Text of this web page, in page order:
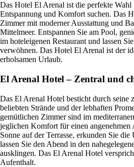
Das Hotel El Arenal ist die perfekte Wahl
Entspannung und Komfort suchen. Das
Zimmer mit moderner Ausstattung und
Mittelmeer. Entspannen Sie am Pool,
im hoteleigenen Restaurant und lassen
verwöhnen. Das Hotel El Arenal ist der
erholsamen Urlaub.
El Arenal Hotel – Zentral und
Das El Arenal Hotel besticht durch seine
beliebten Strände und der lebhaften
gemütlichen Zimmer sind im
jeglichen Komfort für einen angenehmen
Sonne auf der Terrasse, erkunden Sie
lassen Sie den Abend in den
ausklingen. Das El Arenal Hotel
Aufenthalt.